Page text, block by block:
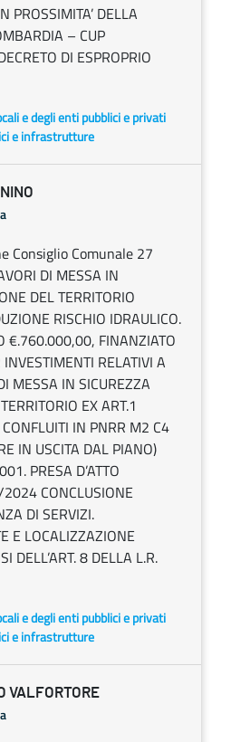
PROSSIMITA’ DELLA
– CUP
DI ESPROPRIO
e degli enti pubblici e privati
e infrastrutture
Consiglio Comunale 27
DI MESSA IN
DEL TERRITORIO
RISCHIO IDRAULICO.
€.760.000,00, FINANZIATO
RELATIVI A
MESSA IN SICUREZZA
EX ART.1
IN PNRR M2 C4
IN USCITA DAL PIANO)
PRESA D’ATTO
CONCLUSIONE
DI SERVIZI.
E LOCALIZZAZIONE
DELL’ART. 8 DELLA L.R.
e degli enti pubblici e privati
e infrastrutture
VALFORTORE